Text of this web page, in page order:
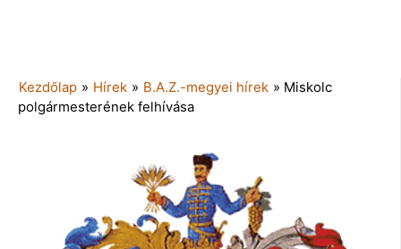
Kezdőlap » Hírek » B.A.Z.-megyei hírek » Miskolc
polgármesterének felhívása